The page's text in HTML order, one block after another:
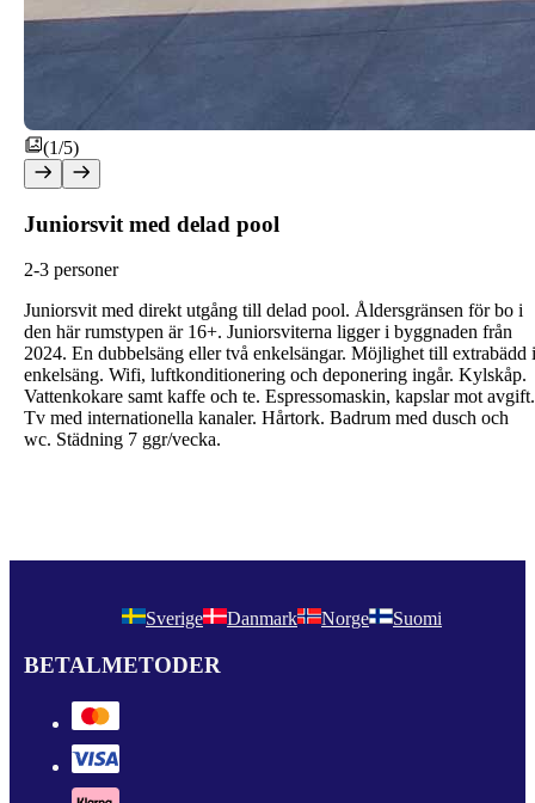
(1/5)
Juniorsvit med delad pool
2-3 personer
Juniorsvit med direkt utgång till delad pool. Åldersgränsen för bo i
den här rumstypen är 16+. Juniorsviterna ligger i byggnaden från
2024. En dubbelsäng eller två enkelsängar. Möjlighet till extrabädd i
enkelsäng. Wifi, luftkonditionering och deponering ingår. Kylskåp.
Vattenkokare samt kaffe och te. Espressomaskin, kapslar mot avgift.
Tv med internationella kanaler. Hårtork. Badrum med dusch och
wc. Städning 7 ggr/vecka.
Sverige Danmark Norge Suomi
BETALMETODER